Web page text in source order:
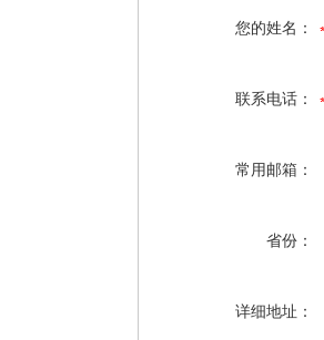
您的姓名：
联系电话：
常用邮箱：
省份：
详细地址：